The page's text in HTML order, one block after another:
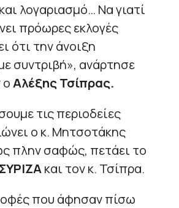
λογαριασμό… Να γιατί
πρόωρες εκλογές
ότι την άνοιξη
συντριβή», ανάρτησε
Αλέξης Τσίπρας.
τις περιοδείες
ο κ. Μητσοτάκης
πλην σαφώς, πετάει το
ΣΥΡΙΖΑκαι τον κ. Τσίπρα.
που άφησαν πίσω